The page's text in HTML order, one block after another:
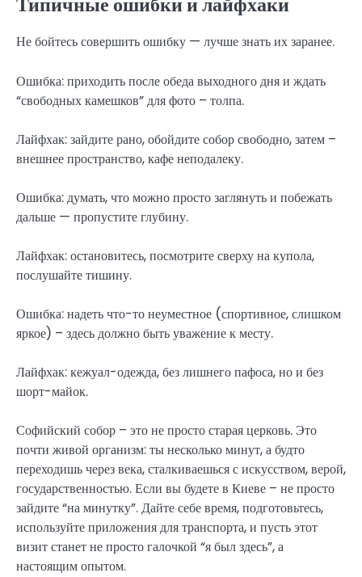
Не бойтесь совершить ошибку — лучше знать их заранее.
Ошибка: приходить после обеда выходного дня и ждать
“свободных камешков” для фото – толпа.
Лайфхак: зайдите рано, обойдите собор свободно, затем –
внешнее пространство, кафе неподалеку.
Ошибка: думать, что можно просто заглянуть и побежать
дальше — пропустите глубину.
Лайфхак: остановитесь, посмотрите сверху на купола,
послушайте тишину.
Ошибка: надеть что-то неуместное (спортивное, слишком
яркое) – здесь должно быть уважение к месту.
Лайфхак: кежуал-одежда, без лишнего пафоса, но и без
шорт-майок.
Софийский собор – это не просто старая церковь. Это
почти живой организм: ты несколько минут, а будто
переходишь через века, сталкиваешься с искусством, верой,
государственностью. Если вы будете в Киеве – не просто
зайдите “на минутку”. Дайте себе время, подготовьтесь,
используйте приложения для транспорта, и пусть этот
визит станет не просто галочкой “я был здесь”, а
настоящим опытом.